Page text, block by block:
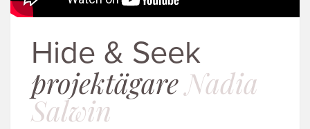
Hide & Seek
projektägare Nadia
Salwin